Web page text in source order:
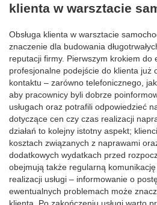
klienta w warsztacie
Obsługa klienta w warsztacie
znaczenie dla budowania
reputacji firmy. Pierwszym krokiem do
profesjonalne podejście do klienta już
kontaktu – zarówno telefonicznego,
aby pracownicy byli dobrze
usługach oraz potrafili odpowiedzieć
dotyczące cen czy czas realizacji
działań to kolejny istotny aspekt;
kosztach związanych z naprawami
dodatkowych wydatkach przed
obejmują także regularną
realizacji usługi – informowanie o
ewentualnych problemach może
klienta. Po zakończeniu usługi warto